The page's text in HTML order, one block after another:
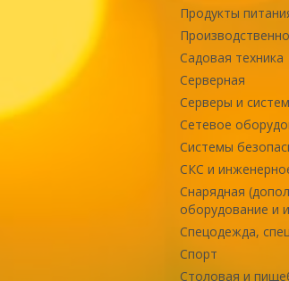
Продукты
Садовая техника
Серверная
Серверы и
Сетевое
Системы
СКС и
Снарядная
оборудование и
Спецодежда,
Спорт
Столовая и